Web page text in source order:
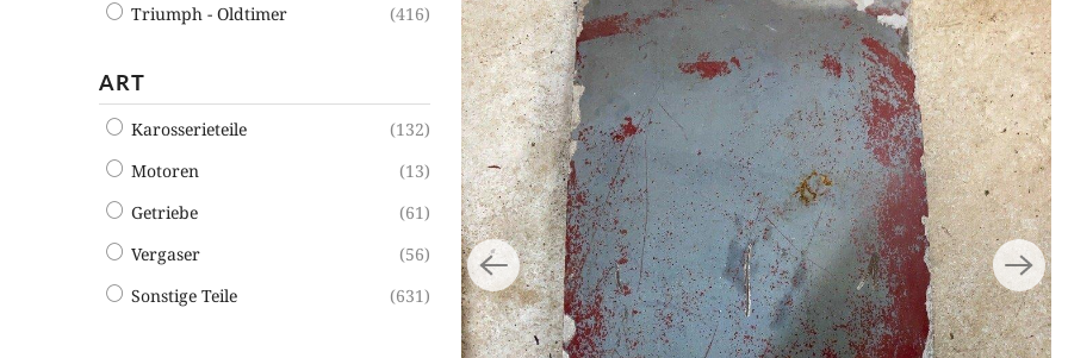
Triumph - Oldtimer
(416)
ART
Karosserieteile
(132)
Motoren
(13)
Getriebe
(61)
Vergaser
(56)
Sonstige Teile
(631)